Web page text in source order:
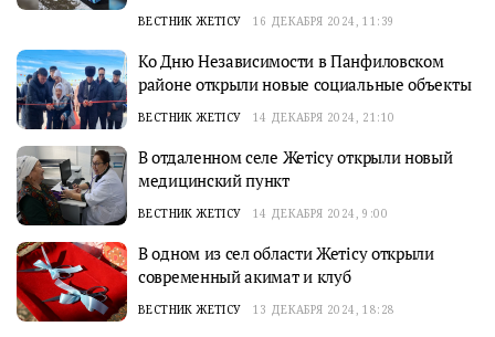
ВЕСТНИК ЖЕТІСУ 16 ДЕКАБРЯ 2024, 11:39
Ко Дню Независимости в Панфиловском
районе открыли новые социальные объекты
ВЕСТНИК ЖЕТІСУ 14 ДЕКАБРЯ 2024, 21:10
В отдаленном селе Жетісу открыли новый
медицинский пункт
ВЕСТНИК ЖЕТІСУ 14 ДЕКАБРЯ 2024, 9:00
В одном из сел области Жетісу открыли
современный акимат и клуб
ВЕСТНИК ЖЕТІСУ 13 ДЕКАБРЯ 2024, 18:28